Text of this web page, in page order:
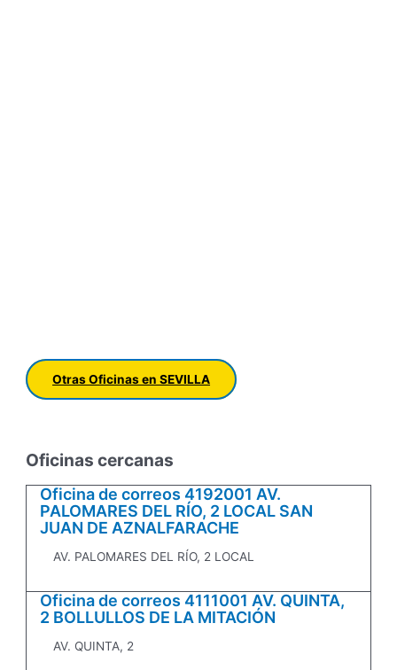
Otras Oficinas en SEVILLA
Oficinas cercanas
Oficina de correos 4192001 AV.
PALOMARES DEL RÍO, 2 LOCAL SAN
JUAN DE AZNALFARACHE
AV. PALOMARES DEL RÍO, 2 LOCAL
Oficina de correos 4111001 AV. QUINTA,
2 BOLLULLOS DE LA MITACIÓN
AV. QUINTA, 2